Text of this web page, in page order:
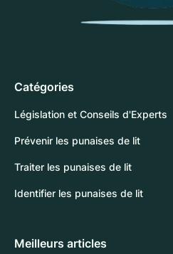
Catégories
Législation et Conseils d'Experts
Prévenir les punaises de lit
Traiter les punaises de lit
Identifier les punaises de lit
Meilleurs articles